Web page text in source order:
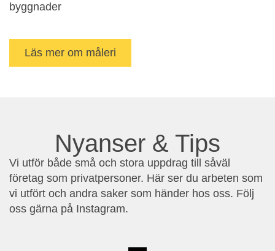
byggnader
Läs mer om måleri
Nyanser & Tips
Vi utför både små och stora uppdrag till såväl
företag som privatpersoner. Här ser du arbeten som
vi utfört och andra saker som händer hos oss. Följ
oss gärna på Instagram.